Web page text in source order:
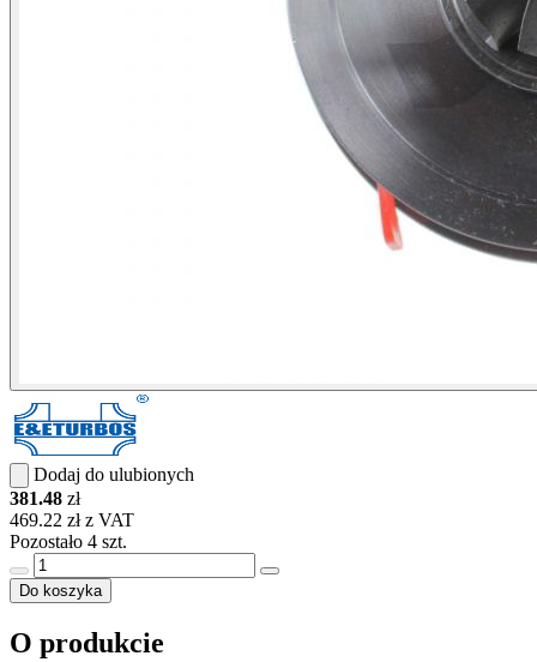
Dodaj do ulubionych
381.48 zł
469.22 zł z VAT
Pozostało 4 szt.
Do koszyka
O produkcie